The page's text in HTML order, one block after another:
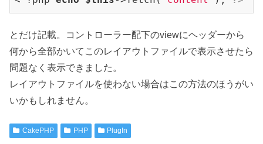
とだけ記載。コントローラー配下のviewにヘッダーから
何から全部かいてこのレイアウトファイルで表示させたら
問題なく表示できました。
レイアウトファイルを使わない場合はこの方法のほうがい
いかもしれません。
CakePHP PHP PlugIn